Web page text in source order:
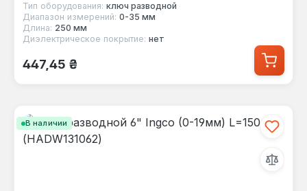
Тип оборудования: ключ разводной
Диапазон измерений: 0-35 мм
Длина: 250 мм
Диэлектрическое покрытие: нет
Обычная цена:
447,45 ₴
В наличии